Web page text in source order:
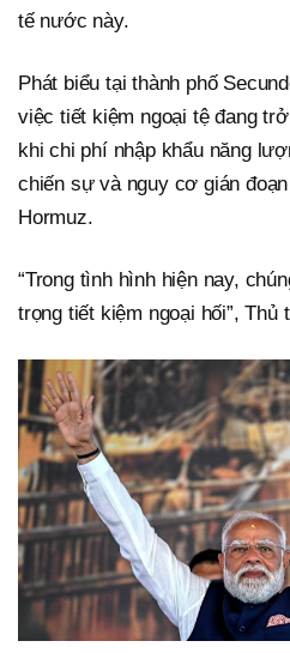
tế nước này.
Phát biểu tại thành phố
việc tiết kiệm ngoại tệ đang
khi chi phí nhập khẩu năng
chiến sự và nguy cơ gián
Hormuz.
“Trong tình hình hiện nay,
trọng tiết kiệm ngoại hối”,